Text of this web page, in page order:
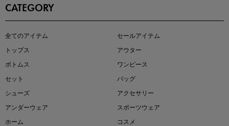
注目の新作が販売開始
CATEGORY
全てのアイテム
セールアイテム
トップス
アウター
ボトムス
ワンピース
セット
バッグ
シューズ
アクセサリー
アンダーウェア
スポーツウェア
ホーム
コスメ